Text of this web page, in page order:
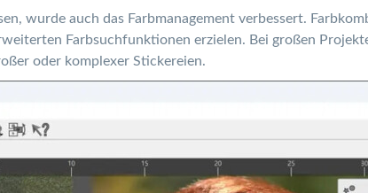
wurde auch das Farbmanagement verbessert.
Farbsuchfunktionen erzielen. Bei großen
oder komplexer Stickereien.